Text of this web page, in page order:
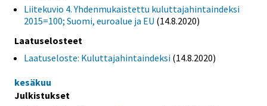
Liitekuvio 4. Yhdenmukaistettu kuluttajahintaindeksi
2015=100; Suomi, euroalue ja EU (14.8.2020)
Laatuselosteet
Laatuseloste: Kuluttajahintaindeksi (14.8.2020)
kesäkuu
Julkistukset